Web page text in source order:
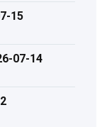
15
07-14